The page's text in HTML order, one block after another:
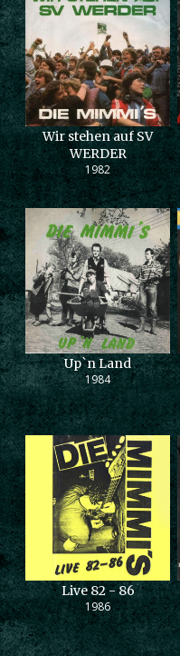
Wir stehen auf SV
WERDER
1982
Up`n Land
1984
Live 82 - 86
1986